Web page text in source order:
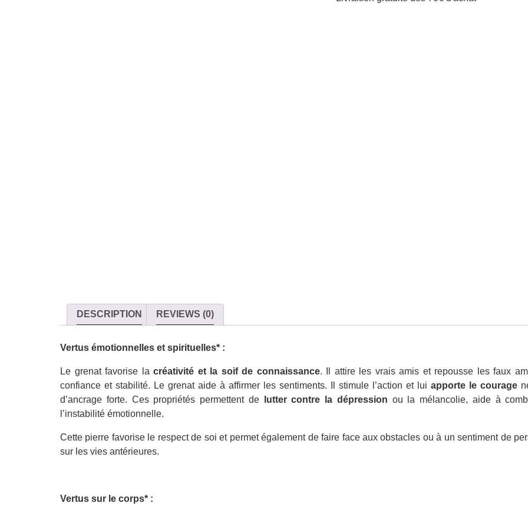
DESCRIPTION REVIEWS (0)
Vertus émotionnelles et spirituelles* :
Le grenat favorise la créativité et la soif de connaissance. Il attire les vrais amis et repousse les faux
confiance et stabilité. Le grenat aide à affirmer les sentiments. Il stimule l’action et lui apporte le courage
d’ancrage forte. Ces propriétés permettent de
lutter contre la dépression ou la mélancolie, aide à
l’instabilité émotionnelle.
Cette pierre favorise le respect de soi et permet également de faire face aux obstacles ou à un sentiment de
sur les vies antérieures.
Vertus sur le corps* :